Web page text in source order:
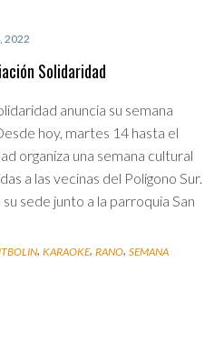
2022
Solidaridad
anuncia su semana
hoy, martes 14 hasta el
organiza una semana cultural
a las vecinas del Polígono Sur.
sede junto a la parroquia San
, KARAOKE, RANO, SEMANA